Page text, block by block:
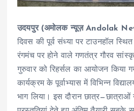
उदयपुर (अमोलक न्यूज़ Andolak
दिवस की पूर्व संध्या पर टाउनहॉल
रंगमंच पर होने वाले गणतंत्र गौरव
गुरुवार को रिहर्सल का आयोजन किया
कार्यक्रम के पूर्वाभ्यास में विभिन्न
भाग लिया। इस दौरान